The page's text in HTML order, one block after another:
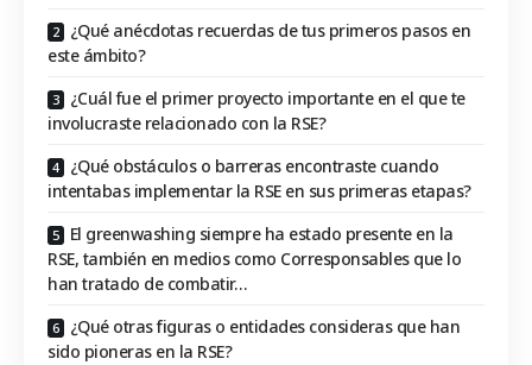
¿Qué anécdotas recuerdas de tus primeros pasos en
este ámbito?
¿Cuál fue el primer proyecto importante en el que te
involucraste relacionado con la RSE?
¿Qué obstáculos o barreras encontraste cuando
intentabas implementar la RSE en sus primeras etapas?
El greenwashing siempre ha estado presente en la
RSE, también en medios como Corresponsables que lo
han tratado de combatir…
¿Qué otras figuras o entidades consideras que han
sido pioneras en la RSE?